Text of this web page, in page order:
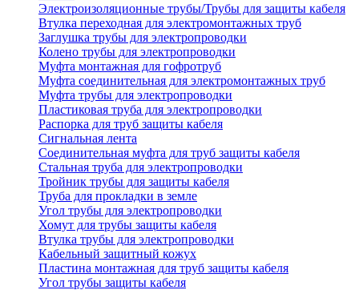
Электроизоляционные трубы/Трубы для защиты кабеля
Втулка переходная для электромонтажных труб
Заглушка трубы для электропроводки
Колено трубы для электропроводки
Муфта монтажная для гофротруб
Муфта соединительная для электромонтажных труб
Муфта трубы для электропроводки
Пластиковая труба для электропроводки
Распорка для труб защиты кабеля
Сигнальная лента
Соединительная муфта для труб защиты кабеля
Стальная труба для электропроводки
Тройник трубы для защиты кабеля
Труба для прокладки в земле
Угол трубы для электропроводки
Хомут для трубы защиты кабеля
Втулка трубы для электропроводки
Кабельный защитный кожух
Пластина монтажная для труб защиты кабеля
Угол трубы защиты кабеля